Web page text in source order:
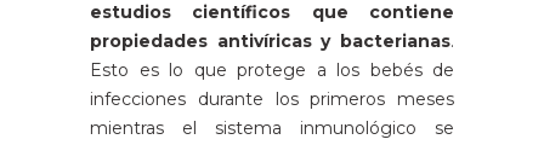
estudios científicos que contiene
propiedades antivíricas y bacterianas.
Esto es lo que protege a los bebés de
infecciones durante los primeros meses
mientras el sistema inmunológico se